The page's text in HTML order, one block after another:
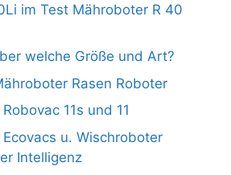
im Test Mähroboter R 40
welche Größe und Art?
Rasen Roboter
11s und 11
u. Wischroboter
Intelligenz